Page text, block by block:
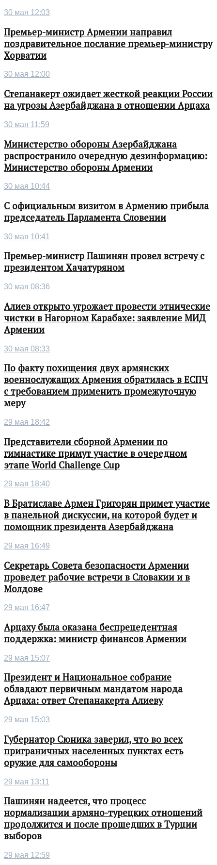
30 мая 12:03
Премьер-министр Армении направил
поздравительное послание премьер-министру
Хорватии
30 мая 12:00
Степанакерт ожидает жесткой реакции России
на угрозы Азербайджана в отношении Арцаха
30 мая 11:59
Министерство обороны Азербайджана
распространило очередную дезинформацию:
Министерство обороны Армении
30 мая 10:44
С официальным визитом в Армению прибыла
председатель Парламента Словении
30 мая 10:41
Премьер-министр Пашинян провел встречу с
президентом Хачатуряном
30 мая 08:36
Алиев открыто угрожает провести этнические
чистки в Нагорном Карабахе: заявление МИД
Армении
30 мая 08:33
По факту похищения двух армянских
военнослужащих Армения обратилась в ЕСПЧ
с требованием применить промежуточную
меру
29 мая 18:42
Представители сборной Армении по
гимнастике примут участие в очередном
этапе World Challenge Cup
29 мая 18:40
В Братиславе Армен Григорян примет участие
в панельной дискуссии, на которой будет и
помощник президента Азербайджана
29 мая 16:49
Секретарь Совета безопасности Армении
проведет рабочие встречи в Словакии и в
Молдове
29 мая 16:47
Арцаху была оказана беспрецедентная
поддержка: министр финансов Армении
29 мая 15:07
Президент и Национальное собрание
обладают первичным мандатом народа
Арцаха: ответ Степанакерта Алиеву
29 мая 15:03
Губернатор Сюника заверил, что во всех
приграничных населенных пунктах есть
оружие для самообороны
29 мая 13:11
Пашинян надеется, что процесс
нормализации армяно-турецких отношений
продолжится и после прошедших в Турции
выборов
29 мая 12:59